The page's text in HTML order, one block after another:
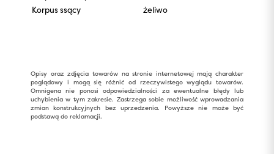
Korpus ssący
żeliwo
Opisy oraz zdjęcia towarów na stronie internetowej mają charakter
poglądowy i mogą się różnić od rzeczywistego wyglądu towarów.
Omnigena nie ponosi odpowiedzialności za ewentualne błędy lub
uchybienia w tym zakresie. Zastrzega sobie możliwość wprowadzania
zmian konstrukcyjnych bez uprzedzenia. Powyższe nie może być
podstawą do reklamacji.